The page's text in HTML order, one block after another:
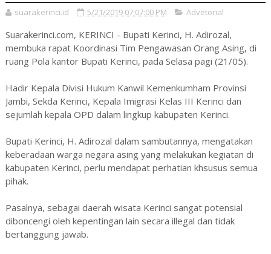
suarakerinci.id 5/21/2019 07:07:00 PM Advetorial
Suarakerinci.com, KERINCI - Bupati Kerinci, H. Adirozal,
membuka rapat Koordinasi Tim Pengawasan Orang Asing, di
ruang Pola kantor Bupati Kerinci, pada Selasa pagi (21/05).
Hadir Kepala Divisi Hukum Kanwil Kemenkumham Provinsi
Jambi, Sekda Kerinci, Kepala Imigrasi Kelas III Kerinci dan
sejumlah kepala OPD dalam lingkup kabupaten Kerinci.
Bupati Kerinci, H. Adirozal dalam sambutannya, mengatakan
keberadaan warga negara asing yang melakukan kegiatan di
kabupaten Kerinci, perlu mendapat perhatian khsusus semua
pihak.
Pasalnya, sebagai daerah wisata Kerinci sangat potensial
diboncengi oleh kepentingan lain secara illegal dan tidak
bertanggung jawab.